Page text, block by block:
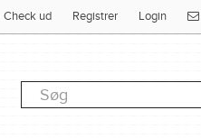
Check ud Registrer Login